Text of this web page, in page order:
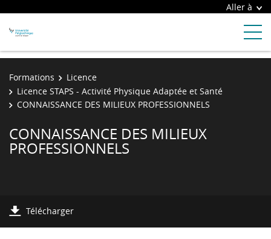
Aller à
Formations
Licence
Licence STAPS - Activité Physique Adaptée et Santé
CONNAISSANCE DES MILIEUX PROFESSIONNELS
CONNAISSANCE DES MILIEUX
PROFESSIONNELS
Télécharger